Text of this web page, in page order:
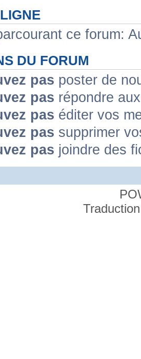
ce forum:
DU FORUM
pas poster de
pas répondre
pas éditer vos
pas supprimer
pas joindre des